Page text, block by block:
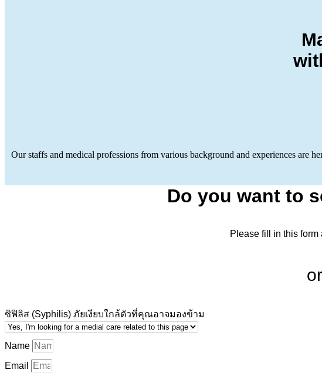
Our staffs and medical professions from various background and experiences are
Do you want to
Please fill in this
ซิฟิลิส (Syphilis) ภัยเงียบใกล้ตัวที่คุณอาจมองข้าม
Name
Email